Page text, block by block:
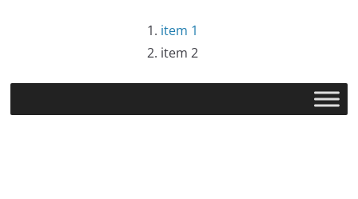
item 1
item 2